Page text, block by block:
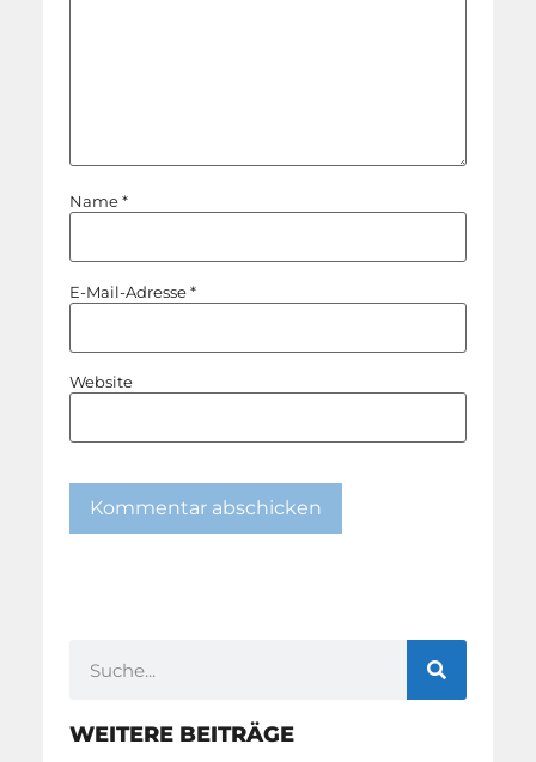
Name*
E-Mail-Adresse*
Website
WEITERE BEITRÄGE